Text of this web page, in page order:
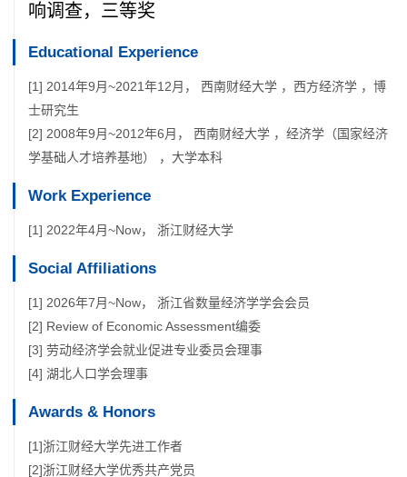
响调查，三等奖
Educational Experience
[1] 2014年9月~2021年12月， 西南财经大学 ，西方经济学 ，博
士研究生
[2] 2008年9月~2012年6月， 西南财经大学 ，经济学（国家经济
学基础人才培养基地） ，大学本科
Work Experience
[1] 2022年4月~Now， 浙江财经大学
Social Affiliations
[1] 2026年7月~Now， 浙江省数量经济学学会会员
[2] Review of Economic Assessment编委
[3] 劳动经济学会就业促进专业委员会理事
[4] 湖北人口学会理事
Awards & Honors
[1]浙江财经大学先进工作者
[2]浙江财经大学优秀共产党员